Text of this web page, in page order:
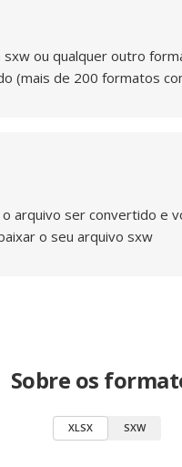
sxw ou qualquer outro
(mais de 200 formatos
arquivo ser convertido e
o seu arquivo sxw
Sobre os
XLSX SXW